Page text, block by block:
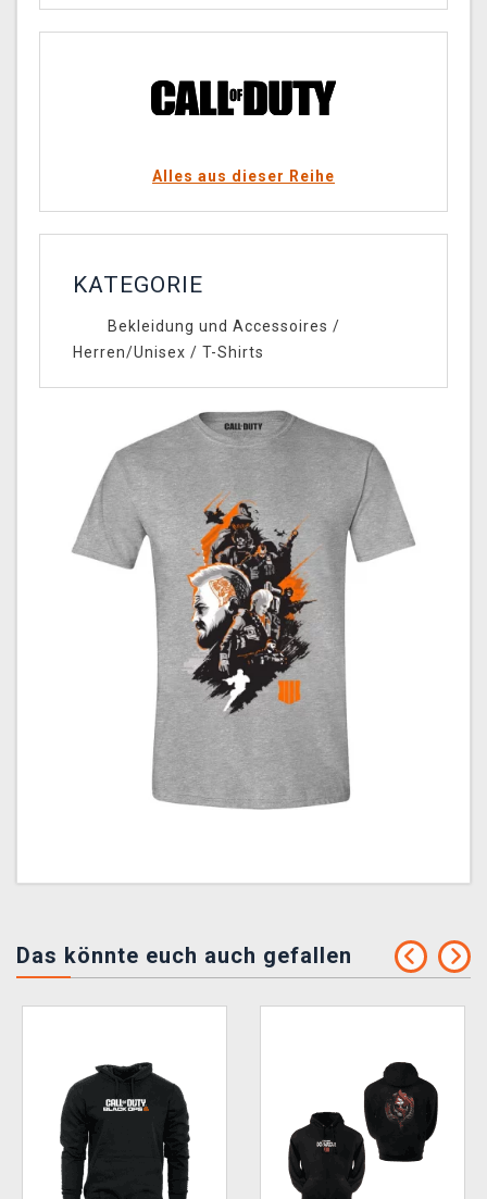
Alles aus dieser Reihe
KATEGORIE
Bekleidung und Accessoires /
Herren/Unisex / T-Shirts
Das könnte euch auch gefallen